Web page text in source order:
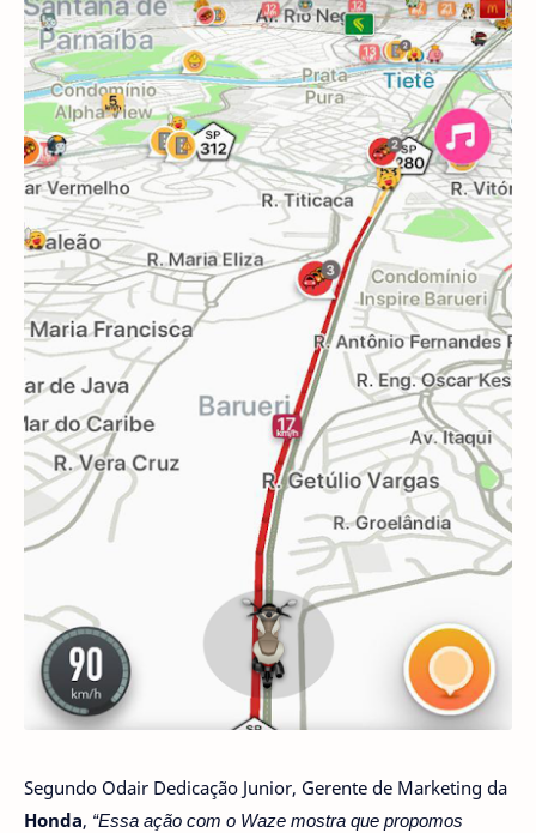
Segundo Odair Dedicação Junior, Gerente de Marketing da
Honda, “Essa ação com o Waze mostra que propomos